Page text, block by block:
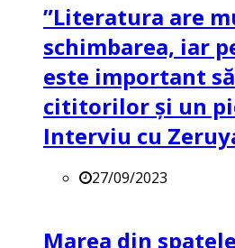
”Literatura are
schimbarea, iar
este important
cititorilor și un
Interviu cu
27/09/2023
Marea din